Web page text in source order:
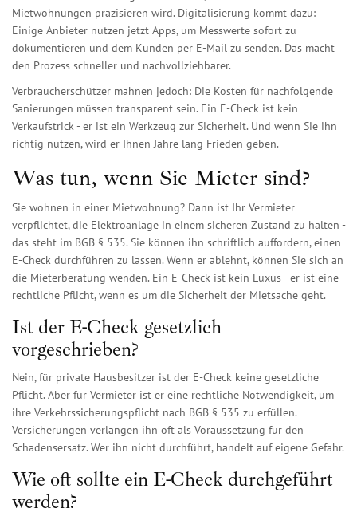
Mietwohnungen präzisieren wird. Digitalisierung kommt dazu:
Einige Anbieter nutzen jetzt Apps, um Messwerte sofort zu
dokumentieren und dem Kunden per E-Mail zu senden. Das macht
den Prozess schneller und nachvollziehbarer.
Verbraucherschützer mahnen jedoch: Die Kosten für nachfolgende
Sanierungen müssen transparent sein. Ein E-Check ist kein
Verkaufstrick - er ist ein Werkzeug zur Sicherheit. Und wenn Sie ihn
richtig nutzen, wird er Ihnen Jahre lang Frieden geben.
Was tun, wenn Sie Mieter sind?
Sie wohnen in einer Mietwohnung? Dann ist Ihr Vermieter
verpflichtet, die Elektroanlage in einem sicheren Zustand zu halten -
das steht im BGB § 535. Sie können ihn schriftlich auffordern, einen
E-Check durchführen zu lassen. Wenn er ablehnt, können Sie sich an
die Mieterberatung wenden. Ein E-Check ist kein Luxus - er ist eine
rechtliche Pflicht, wenn es um die Sicherheit der Mietsache geht.
Ist der E-Check gesetzlich
vorgeschrieben?
Nein, für private Hausbesitzer ist der E-Check keine gesetzliche
Pflicht. Aber für Vermieter ist er eine rechtliche Notwendigkeit, um
ihre Verkehrssicherungspflicht nach BGB § 535 zu erfüllen.
Versicherungen verlangen ihn oft als Voraussetzung für den
Schadensersatz. Wer ihn nicht durchführt, handelt auf eigene Gefahr.
Wie oft sollte ein E-Check durchgeführt
werden?